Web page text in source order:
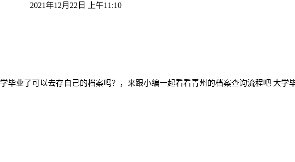
2021年12月22日 上午11:10
毕业了可以去存自己的档案吗？，来跟小编一起看看青州的档案查询流程吧 大